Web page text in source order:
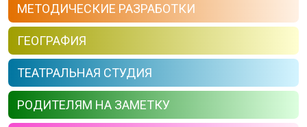
МЕТОДИЧЕСКИЕ РАЗРАБОТКИ
ГЕОГРАФИЯ
ТЕАТРАЛЬНАЯ СТУДИЯ
РОДИТЕЛЯМ НА ЗАМЕТКУ